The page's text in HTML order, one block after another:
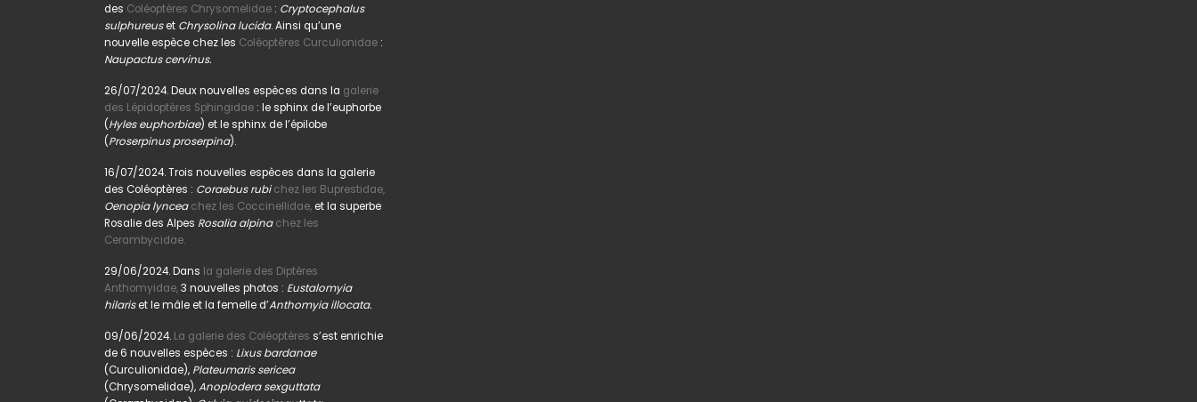
des Coléoptères Chrysomelidae : Cryptocephalus
sulphureuset Chrysolina lucida. Ainsi qu’une
nouvelle espèce chez les Coléoptères Curculionidae :
Naupactus cervinus.
26/07/2024. Deux nouvelles espèces dans la galerie
des Lépidoptères Sphingidae : le sphinx de l’euphorbe
(Hyles euphorbiae) et le sphinx de l’épilobe
(Proserpinus proserpina).
16/07/2024. Trois nouvelles espèces dans la galerie
des Coléoptères : Coraebus rubi chez les Buprestidae,
Oenopia lyncea chez les Coccinellidae,et la superbe
Rosalie des Alpes Rosalia alpina chez les
Cerambycidae.
29/06/2024. Dans la galerie des Diptères
Anthomyidae,3 nouvelles photos : Eustalomyia
hilariset le mâle et la femelle d’Anthomyia illocata.
09/06/2024. La galerie des Coléoptères s’est enrichie
de 6 nouvelles espèces : Lixus bardanae
(Curculionidae), Plateumaris sericea
(Chrysomelidae),Anoplodera sexguttata